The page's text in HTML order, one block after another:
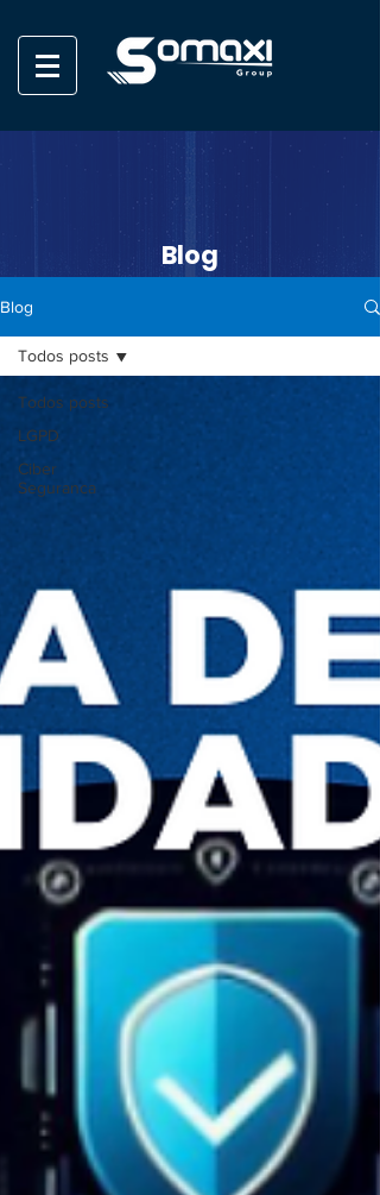
Blog
Blog
Todos posts
LGPD
Ciber
Seguranca
Todos posts